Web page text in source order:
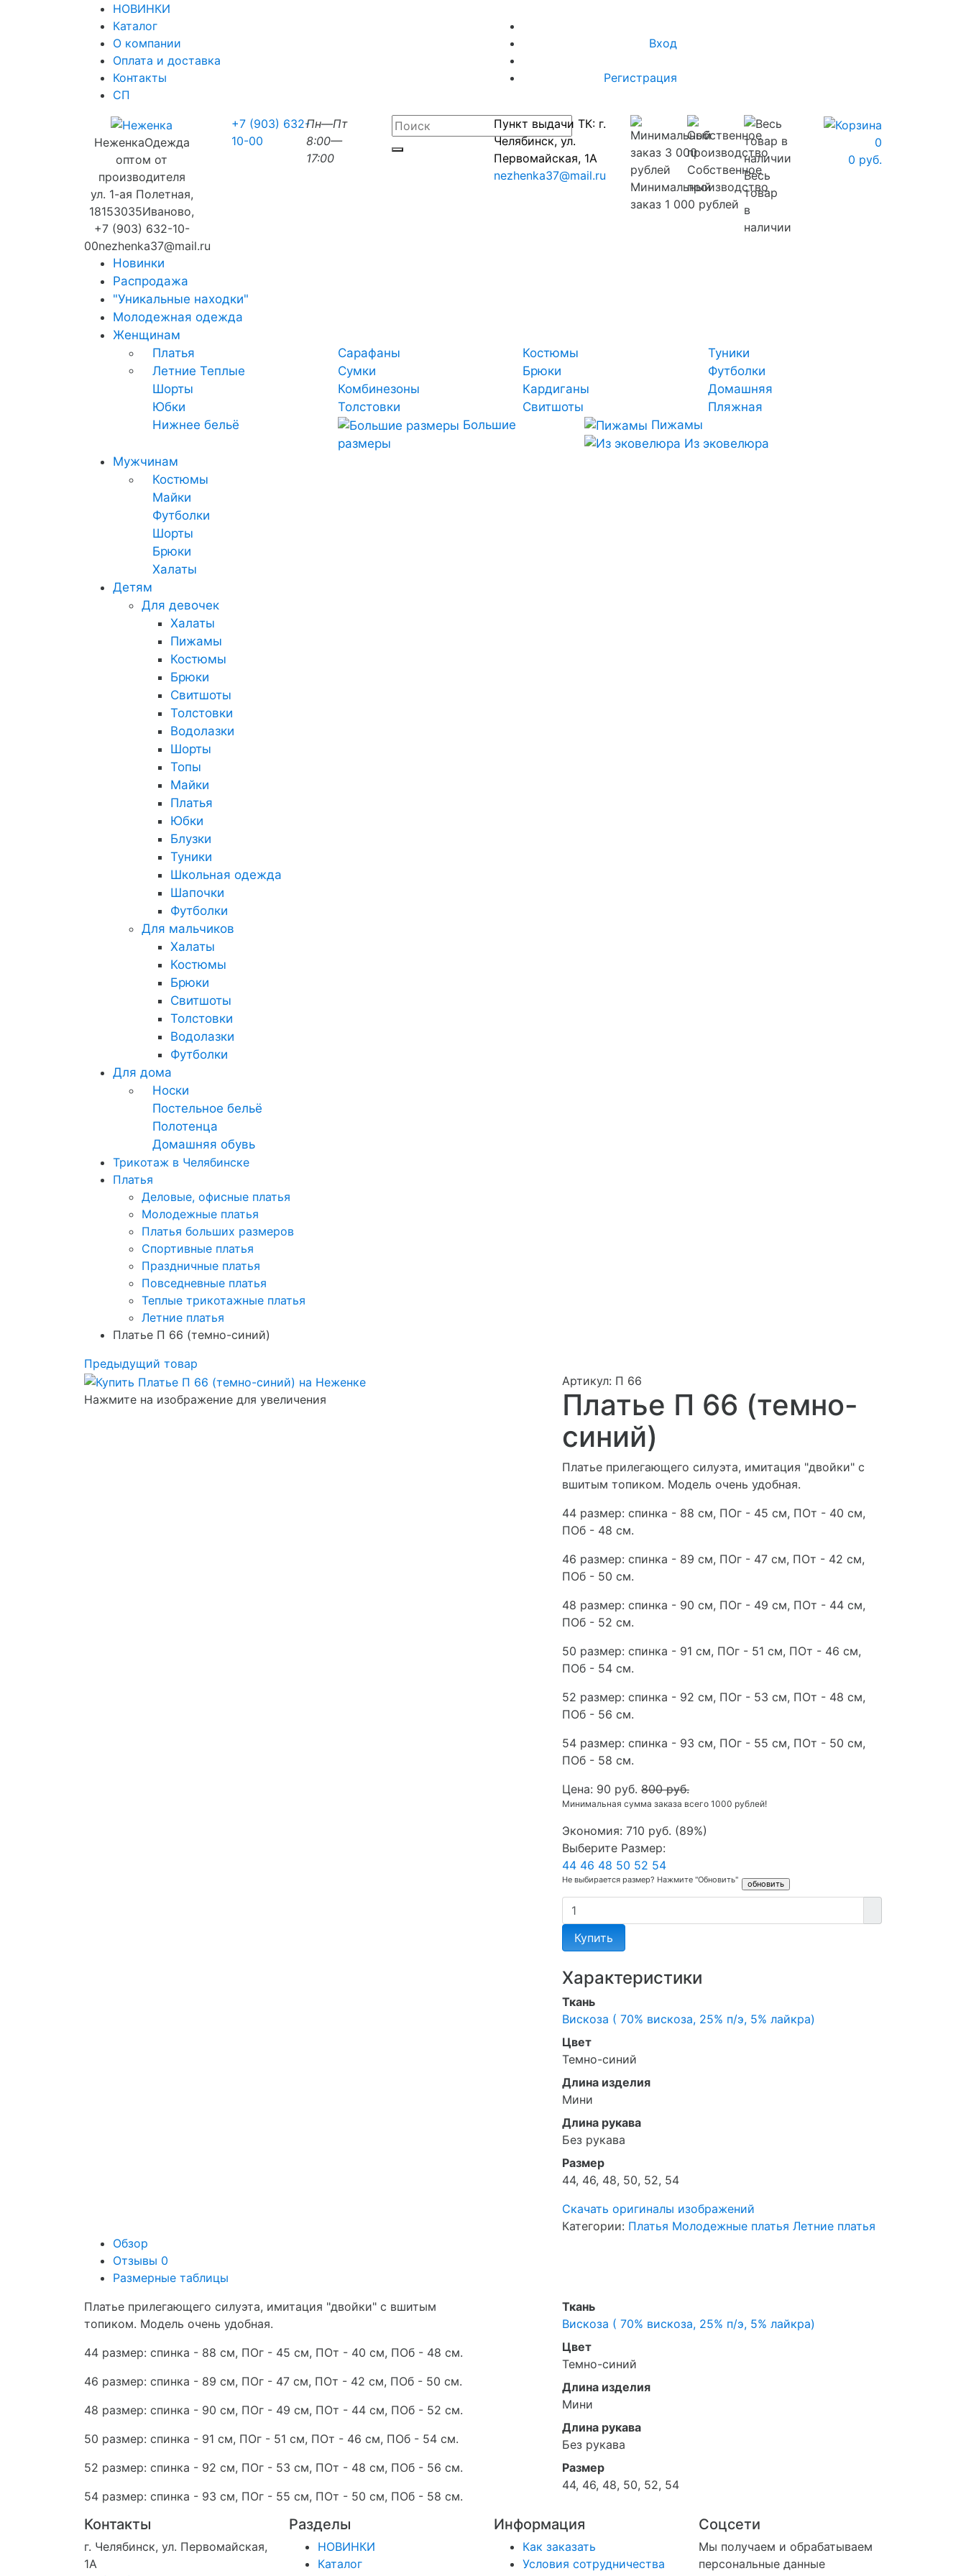
НОВИНКИ
Каталог
О компании
Оплата и доставка
Контакты
СП
Вход
Регистрация
НеженкаОдежда
оптом от
производителя
ул. 1-ая Полетная,
18153035Иваново,
+7 (903) 632-10-
00nezhenka37@mail.ru
+7 (903) 632-
10-00
Пн—Пт
8:00—
17:00
Пункт выдачи ТК: г.
Челябинск, ул.
Первомайская, 1А
nezhenka37@mail.ru
Минимальный
заказ 1 000 рублей
Собственное
производство
Весь
товар
в
наличии
0
0 руб.
Новинки
Распродажа
"Уникальные находки"
Молодежная одежда
Женщинам
Платья
Летние Теплые
Сарафаны Костюмы
Туники
Сумки
Брюки
Футболки
Шорты
Комбинезоны Кардиганы
Домашняя
Юбки
Толстовки Свитшоты
Пляжная
Нижнее бельё
Большие
размеры
Пижамы
Из эковелюра
Мужчинам
Костюмы
Майки
Футболки
Шорты
Брюки
Халаты
Детям
Для девочек
Халаты
Пижамы
Костюмы
Брюки
Свитшоты
Толстовки
Водолазки
Шорты
Топы
Майки
Платья
Юбки
Блузки
Туники
Школьная одежда
Шапочки
Футболки
Для мальчиков
Халаты
Костюмы
Брюки
Свитшоты
Толстовки
Водолазки
Футболки
Для дома
Носки
Постельное бельё
Полотенца
Домашняя обувь
Трикотаж в Челябинске
Платья
Деловые, офисные платья
Молодежные платья
Платья больших размеров
Спортивные платья
Праздничные платья
Повседневные платья
Теплые трикотажные платья
Летние платья
Платье П 66 (темно-синий)
Предыдущий товар
Нажмите на изображение для увеличения
Артикул: П 66
Платье П 66 (темно-
синий)
Платье прилегающего силуэта, имитация "двойки" с
вшитым топиком. Модель очень удобная.
44 размер: спинка - 88 см, ПОг - 45 см, ПОт - 40 см,
ПОб - 48 см.
46 размер: спинка - 89 см, ПОг - 47 см, ПОт - 42 см,
ПОб - 50 см.
48 размер: спинка - 90 см, ПОг - 49 см, ПОт - 44 см,
ПОб - 52 см.
50 размер: спинка - 91 см, ПОг - 51 см, ПОт - 46 см,
ПОб - 54 см.
52 размер: спинка - 92 см, ПОг - 53 см, ПОт - 48 см,
ПОб - 56 см.
54 размер: спинка - 93 см, ПОг - 55 см, ПОт - 50 см,
ПОб - 58 см.
Цена: 90 руб. 800 руб.
Минимальная сумма заказа всего 1000 рублей!
Экономия: 710 руб. (89%)
Выберите Размер:
44 46 48 50 52 54
Не выбирается размер? Нажмите "Обновить"
Купить
Характеристики
Ткань
Вискоза ( 70% вискоза, 25% п/э, 5% лайкра)
Цвет
Темно-синий
Длина изделия
Мини
Длина рукава
Без рукава
Размер
44, 46, 48, 50, 52, 54
Скачать оригиналы изображений
Категории: Платья Молодежные платья Летние платья
Обзор
Отзывы 0
Размерные таблицы
Платье прилегающего силуэта, имитация "двойки" с вшитым
топиком. Модель очень удобная.
44 размер: спинка - 88 см, ПОг - 45 см, ПОт - 40 см, ПОб - 48 см.
46 размер: спинка - 89 см, ПОг - 47 см, ПОт - 42 см, ПОб - 50 см.
48 размер: спинка - 90 см, ПОг - 49 см, ПОт - 44 см, ПОб - 52 см.
50 размер: спинка - 91 см, ПОг - 51 см, ПОт - 46 см, ПОб - 54 см.
52 размер: спинка - 92 см, ПОг - 53 см, ПОт - 48 см, ПОб - 56 см.
54 размер: спинка - 93 см, ПОг - 55 см, ПОт - 50 см, ПОб - 58 см.
Ткань
Вискоза ( 70% вискоза, 25% п/э, 5% лайкра)
Цвет
Темно-синий
Длина изделия
Мини
Длина рукава
Без рукава
Размер
44, 46, 48, 50, 52, 54
Контакты
г. Челябинск, ул. Первомайская,
1А
Разделы
НОВИНКИ
Каталог
Информация
Как заказать
Условия сотрудничества
Соцсети
Мы получаем и обрабатываем
персональные данные